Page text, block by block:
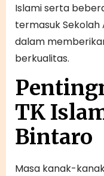
Islami serta
termasuk Sekolah
dalam
berkualitas.
TK
Bintaro
Masa kanak-